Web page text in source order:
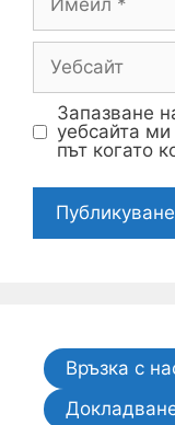
Запазване
уебсайта
път когато
Връзка с